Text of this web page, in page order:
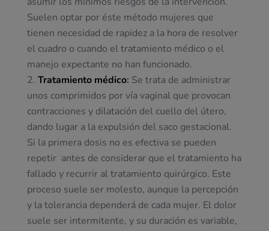
Suelen optar por éste método mujeres que
tienen necesidad de rapidez a la hora de resolver
el cuadro o cuando el tratamiento médico o el
manejo expectante no han funcionado.
Tratamiento médico: Se trata de administrar
unos comprimidos por vía vaginal que provocan
contracciones y dilatación del cuello del útero,
dando lugar a la expulsión del saco gestacional.
Si la primera dosis no es efectiva se pueden
repetir antes de considerar que el tratamiento ha
fallado y recurrir al tratamiento quirúrgico. Este
proceso suele ser molesto, aunque la percepción
y la tolerancia dependerá de cada mujer. El dolor
suele ser intermitente, y su duración es variable,